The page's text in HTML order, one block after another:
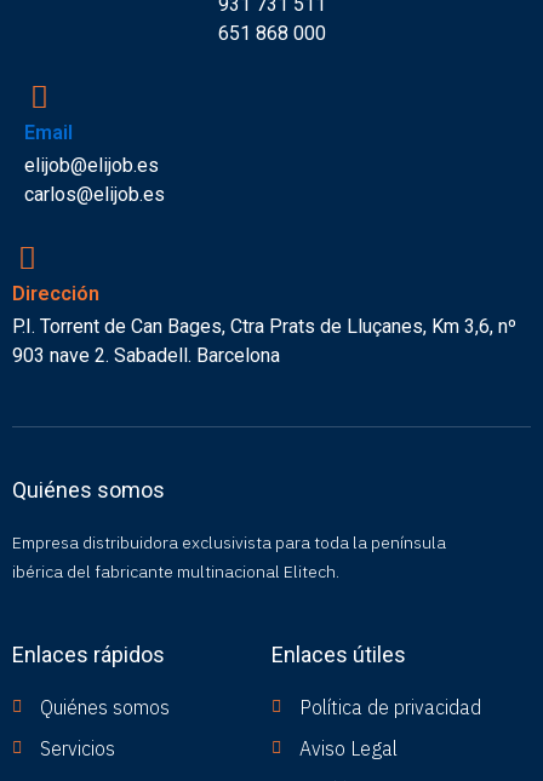
651 868 000
Email
elijob@elijob.es
carlos@elijob.es
Dirección
P.I. Torrent de Can Bages, Ctra Prats de Lluçanes, Km 3,6, nº
903 nave 2. Sabadell. Barcelona
Quiénes somos
Empresa distribuidora exclusivista para toda la península
ibérica del fabricante multinacional Elitech.
Enlaces rápidos
Quiénes somos
Servicios
Enlaces útiles
Política de privacidad
Aviso Legal